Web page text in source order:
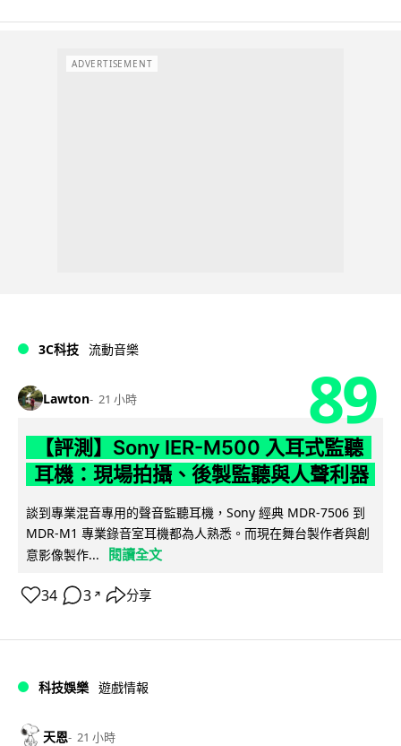
ADVERTISEMENT
3C科技 流動音樂
Lawton 21 小時 89
【評測】Sony IER-M500 入耳式監聽
耳機：現場拍攝、後製監聽與人聲利器
談到專業混音專用的聲音監聽耳機，Sony 經典 MDR-7506 到
MDR-M1 專業錄音室耳機都為人熟悉。而現在舞台製作者與創
意影像製作...
閱讀全文
34 3 ↗ 分享
科技娛樂 遊戲情報
天恩 21 小時